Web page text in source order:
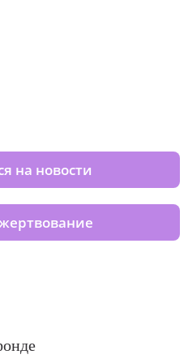
на новости